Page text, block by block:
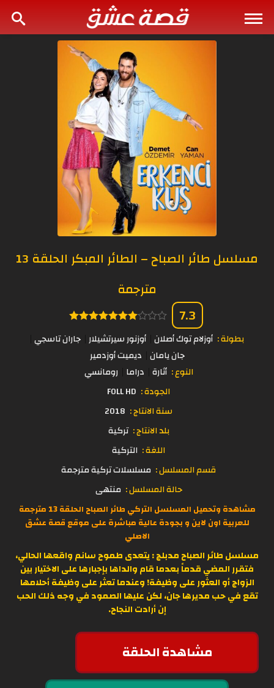
مسلسل طائر الصباح – الطائر المبكر الحلقة 13
مترجمة
7.3
بطولة : أوزلام توك أصلان أوزنور سيرتشيلار جاران تاسجي
جان يامان ديميت أوزدمير
النوع : أثارة دراما رومانسي
الجودة : FOLL HD
سنة الانتاج : 2018
بلد الانتاج : تركية
اللغة : التركية
قسم المسلسل : مسلسلات تركية مترجمة
حالة المسلسل : منتهى
مشاهدة وتحميل المسلسل التركي طائر الصباح الحلقة 13 مترجمة
للعربية اون لاين و بجودة عالية مباشرة على موقع قصة عشق
الاصلي
مسلسل طائر الصباح مدبلج : يتعدى طموح سانم واقعها الحالي،
فتقرر المضي قدماً بعدما قام والداها بإجبارها على الاختيار بين
الزواج أو العثور على وظيفة! وعندما تعثر على وظيفة أحلامها
تقع في حب مديرها جان، لكن عليها الصمود في وجه ذلك الحب
إن أرادت النجاح.
مشاهدة الحلقة